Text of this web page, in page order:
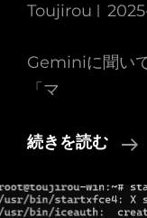
Toujirou
Geminiに聞い
「マ
続きを読む